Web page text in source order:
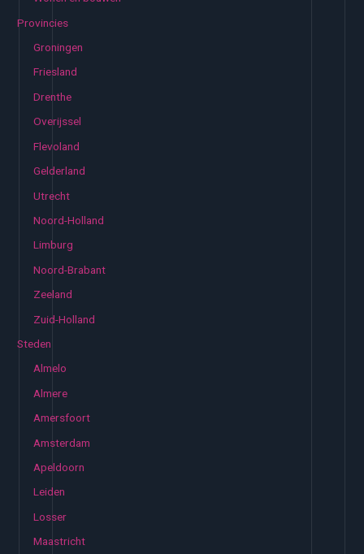
Provincies
Groningen
Friesland
Drenthe
Overijssel
Flevoland
Gelderland
Utrecht
Noord-Holland
Limburg
Noord-Brabant
Zeeland
Zuid-Holland
Steden
Almelo
Almere
Amersfoort
Amsterdam
Apeldoorn
Leiden
Losser
Maastricht